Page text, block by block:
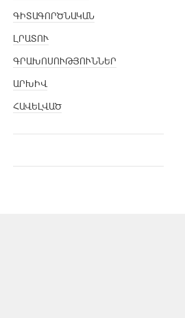
ԳԻՏԱԳՈՐԾՆԱԿԱՆ
ԼՐԱՏՈՒ
ԳՐԱԽՈՍՈՒԹՅՈՒՆՆԵՐ
ԱՐԽԻՎ
ՀԱՎԵԼՎԱԾ